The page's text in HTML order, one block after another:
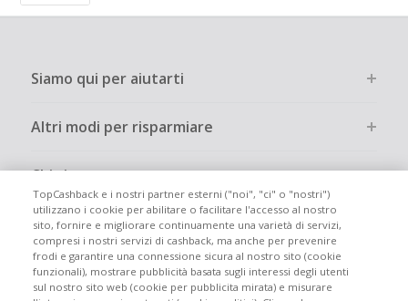
Siamo qui per aiutarti
Altri modi per risparmiare
Chi siamo
Partecipa
Info legali
TopCashback e i nostri partner esterni ("noi", "ci" o "nostri")
utilizzano i cookie per abilitare o facilitare l'accesso al nostro
sito, fornire e migliorare continuamente una varietà di servizi,
compresi i nostri servizi di cashback, ma anche per prevenire
frodi e garantire una connessione sicura al nostro sito (cookie
funzionali), mostrare pubblicità basata sugli interessi degli utenti
sul nostro sito web (cookie per pubblicita mirata) e misurare